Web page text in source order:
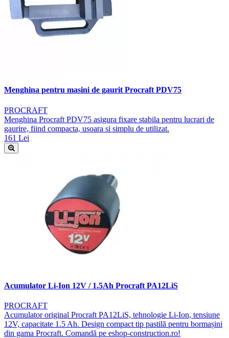
Menghina pentru masini de gaurit Procraft PDV75
PROCRAFT
Menghina Procraft PDV75 asigura fixare stabila pentru lucrari de
gaurire, fiind compacta, usoara si simplu de utilizat.
161 Lei
Acumulator Li-Ion 12V / 1.5Ah Procraft PA12LiS
PROCRAFT
Acumulator original Procraft PA12LiS, tehnologie Li-Ion, tensiune
12V, capacitate 1.5 Ah. Design compact tip pastilă pentru bormașini
din gama Procraft. Comandă pe eshop-construction.ro!